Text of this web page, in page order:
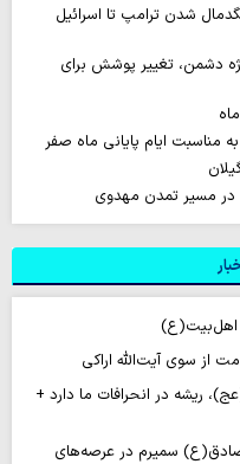
«ایکس» از اربعین ۱۴۰۵؛ از لگدمال شدن ترامپ تا اسرائیل
دشمن، تغییر پوشش برای
مناسبت ایام پایانی ماه صفر
در مسیر تمدن مهدوی
اهل‌بیت(ع)
از سوی آیت‌الله اراکی
ریشه در انحرافات ما دارد +
صادق(ع) سمیرم در عرصه‌های